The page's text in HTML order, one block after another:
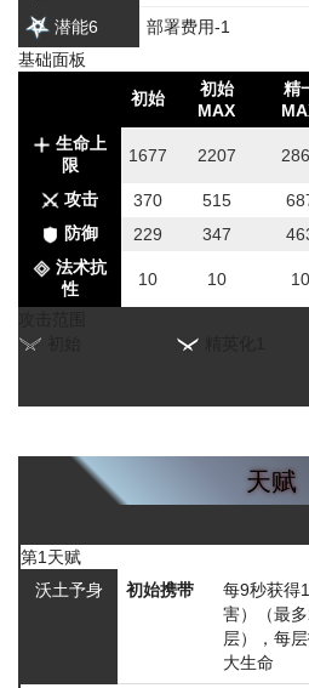
潜能6
部署费用-1
基础面板
初始
初始
MAX
精
生命上
限
1677 2207
攻击 370 515
防御
229 347
法术抗
性
10 10 10
天赋
第1天赋
沃土予身
初始携带
每9秒获得
害）（最
层），每
大生命